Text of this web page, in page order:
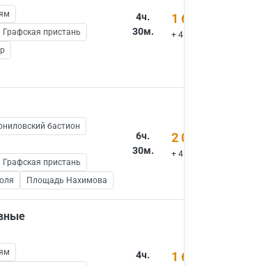
Графская пристань
4ч.
30м.
1 600 ₽
+ 450 ₽ вх.билеты
бастион
Графская пристань
Площадь Нахимова
6ч.
30м.
2 000 ₽
+ 450 ₽ вх.билеты
4ч.
1 600 ₽